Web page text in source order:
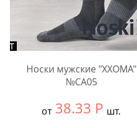
Носки мужские "XXOMA"
№CA05
от 38.33 Р шт.